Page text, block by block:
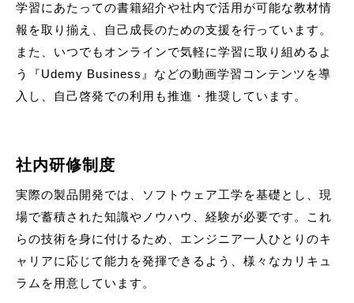
学習にあたっての書籍紹介や社内で活用が可能な教材情
報を取り揃え、自己成長のための支援を行っています。
また、いつでもオンラインで気軽に学習に取り組めるよ
う『Udemy Business』などの動画学習コンテンツを導
入し、自己啓発での利用も推進・推奨しています。
社内研修制度
実際の製品開発では、ソフトウェア工学を基礎とし、現
場で蓄積された知識やノウハウ、経験が必要です。これ
らの技術を身に付けるため、エンジニア一人ひとりのキ
ャリアに応じて能力を発揮できるよう、様々なカリキュ
ラムを用意しています。